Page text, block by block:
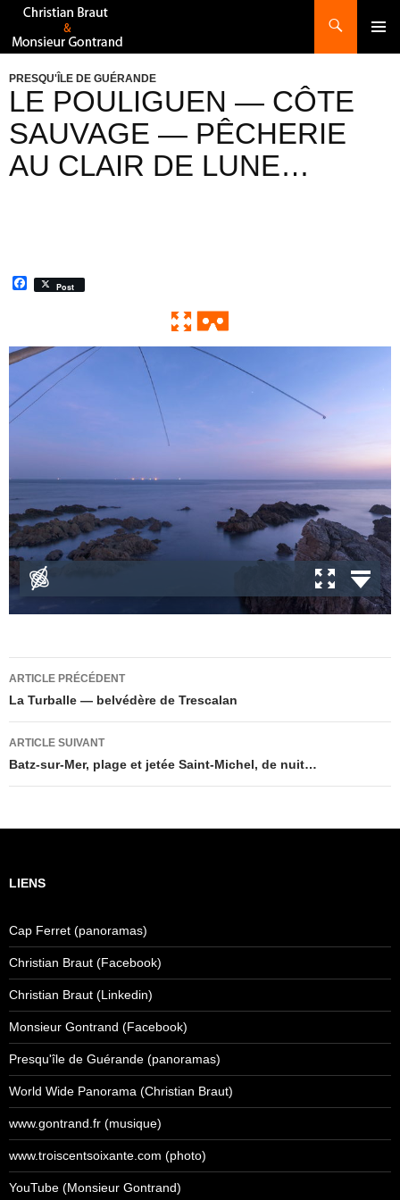
Recherche
AU
PRESQU'ÎLE DE GUÉRANDE
LE POULIGUEN — CÔTE
SAUVAGE — PÊCHERIE
AU CLAIR DE LUNE…
F
a
o
k
Post
Exit VR
VR Setup
0:00 / 0:00
Navigation
des
articles
ARTICLE PRÉCÉDENT
La Turballe — belvédère de Trescalan
ARTICLE SUIVANT
Batz-sur-Mer, plage et jetée Saint-Michel, de nuit…
LIENS
Cap Ferret (panoramas)
Christian Braut (Facebook)
Christian Braut (Linkedin)
Monsieur Gontrand (Facebook)
Presqu'île de Guérande (panoramas)
World Wide Panorama (Christian Braut)
www.gontrand.fr (musique)
www.troiscentsoixante.com (photo)
YouTube (Monsieur Gontrand)